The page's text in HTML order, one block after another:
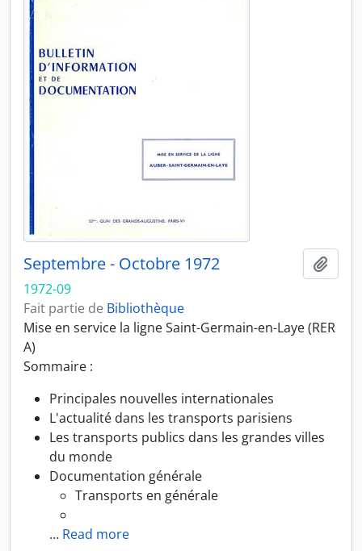
Septembre - Octobre 1972
1972-09
Fait partie de Bibliothèque
Mise en service la ligne Saint-Germain-en-Laye (RER
A)
Sommaire :
Principales nouvelles internationales
L'actualité dans les transports parisiens
Les transports publics dans les grandes villes
du monde
Documentation générale
Transports en générale
… Read more